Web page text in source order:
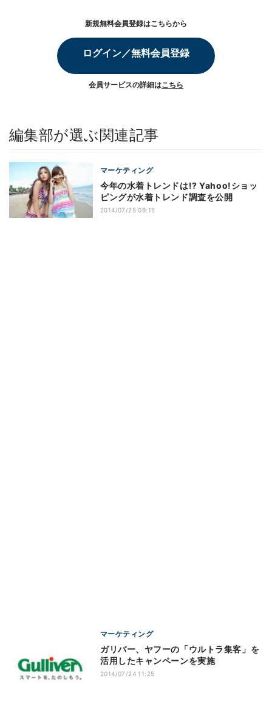
新規無料会員登録はこちらから
ログイン／無料会員登録
会員サービスの詳細はこちら
編集部が選ぶ関連記事
マーケティング
今年の水着トレンドは!? Yahoo!ショッ
ピングが水着トレンド調査を公開
2014/07/25 09:15
マーケティング
ガリバー、ヤフーの「ウルトラ集客」を
活用したキャンペーンを実施
2014/07/24 11:25